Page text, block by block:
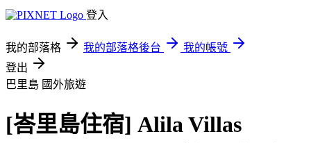
登入
我的部落格 我的部落格後台
我的帳號
登出
巴里島 國外旅遊
[峇里島住宿] Alila Villas